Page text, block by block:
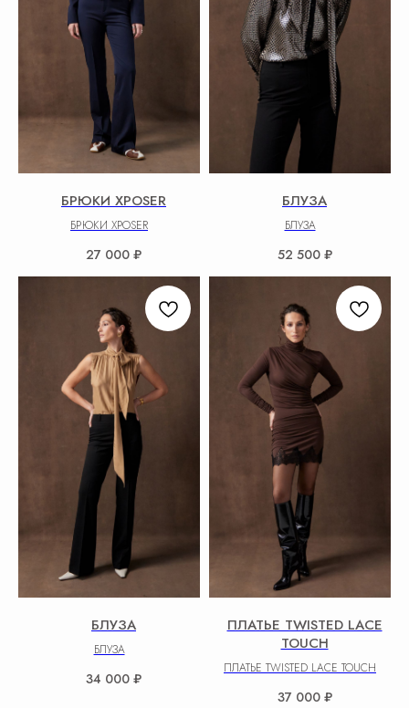
БРЮКИ XPOSER
БРЮКИ XPOSER
27 000 ₽
БЛУЗА
БЛУЗА
52 500 ₽
БЛУЗА
БЛУЗА
34 000 ₽
ПЛАТЬЕ TWISTED LACE
TOUCH
ПЛАТЬЕ TWISTED LACE TOUCH
37 000 ₽